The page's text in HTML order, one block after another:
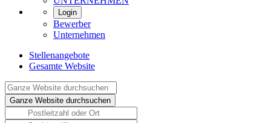
Login
Bewerber
Unternehmen
Stellenangebote
Gesamte Website